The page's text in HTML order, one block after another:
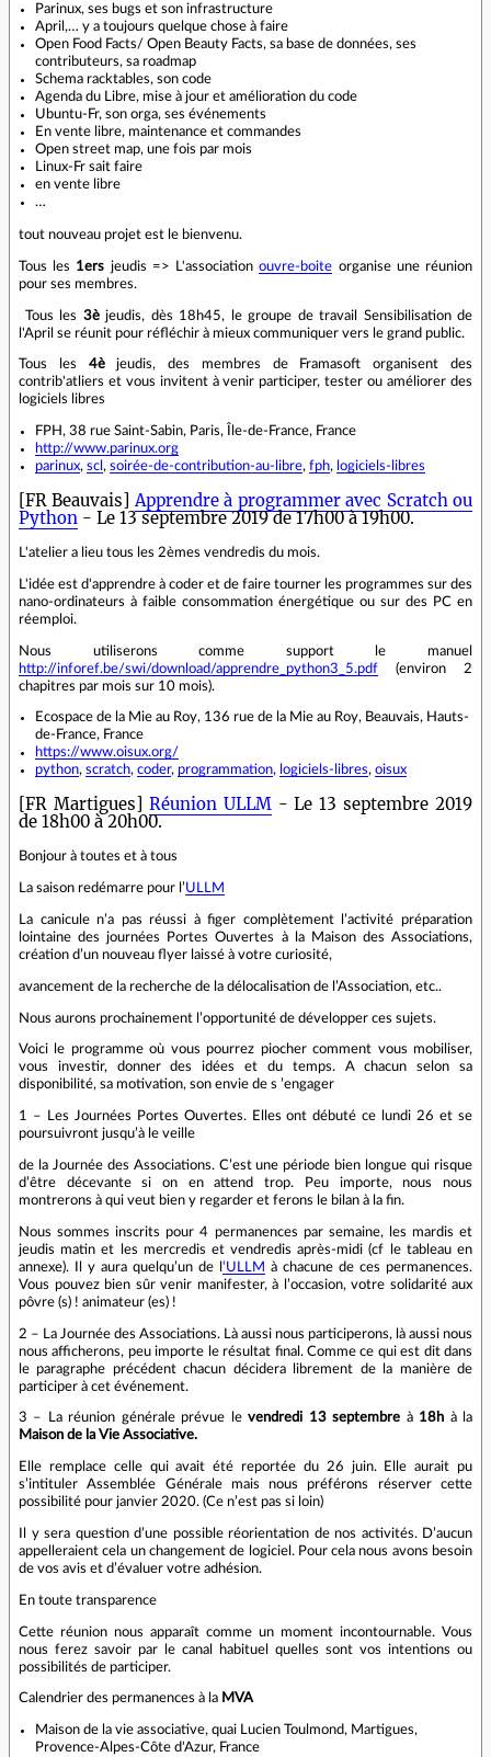
Parinux, ses bugs et son infrastructure
April,… y a toujours quelque chose à faire
Open Food Facts/ Open Beauty Facts, sa base de données, ses
contributeurs, sa roadmap
Schema racktables, son code
Agenda du Libre, mise à jour et amélioration du code
Ubuntu-Fr, son orga, ses événements
En vente libre, maintenance et commandes
Open street map, une fois par mois
Linux-Fr sait faire
en vente libre
…
tout nouveau projet est le bienvenu.
Tous les 1ers jeudis => L'associationouvre-boite organise une réunion
pour ses membres.
Tous les 3èjeudis, dès 18h45, le groupe de travail Sensibilisation de
l'April se réunit pour réfléchir à mieux communiquer vers le grand public.
Tous les 4èjeudis, des membres de Framasoft organisent des
contrib'atliers et vous invitent à venir participer, tester ou améliorer des
logiciels libres
FPH, 38 rue Saint-Sabin, Paris, Île-de-France, France
http://www.parinux.org
parinux, scl , soirée-de-contribution-au-libre, fph, logiciels-libres
[FR Beauvais]Apprendre à programmer avec Scratch ou
Python - Le 13 septembre 2019 de 17h00 à 19h00.
L'atelier a lieu tous les 2èmes vendredis du mois.
L'idée est d'apprendre à coder et de faire tourner les programmes sur des
nano-ordinateurs à faible consommation énergétique ou sur des PC en
réemploi.
Nous utiliserons comme support le manuel
http://inforef.be/swi/download/apprendre_python3_5.pdf (environ 2
chapitres par mois sur 10 mois).
Ecospace de la Mie au Roy, 136 rue de la Mie au Roy, Beauvais, Hauts-
de-France, France
https://www.oisux.org/
python, scratch, coder, programmation, logiciels-libres, oisux
[FR Martigues] Réunion ULLM- Le 13 septembre 2019
de 18h00 à 20h00.
Bonjour à toutes et à tous
La saison redémarre pour l’ULLM
La canicule n’a pas réussi à figer complètement l’activité préparation
lointaine des journées Portes Ouvertes à la Maison des Associations,
création d’un nouveau flyer laissé à votre curiosité,
avancement de la recherche de la délocalisation de l’Association, etc..
Nous aurons prochainement l’opportunité de développer ces sujets.
Voici le programme où vous pourrez piocher comment vous mobiliser,
vous investir, donner des idées et du temps. A chacun selon sa
disponibilité, sa motivation, son envie de s ’engager
1 – Les Journées Portes Ouvertes. Elles ont débuté ce lundi 26 et se
poursuivront jusqu’à le veille
de la Journée des Associations. C’est une période bien longue qui risque
d’être décevante si on en attend trop. Peu importe, nous nous
montrerons à qui veut bien y regarder et ferons le bilan à la fin.
Nous sommes inscrits pour 4 permanences par semaine, les mardis et
jeudis matin et les mercredis et vendredis après-midi (cf le tableau en
annexe). Il y aura quelqu’un de l ‘ULLM à chacune de ces permanences.
Vous pouvez bien sûr venir manifester, à l’occasion, votre solidarité aux
pôvre (s) ! animateur (es) !
2 – La Journée des Associations. Là aussi nous participerons, là aussi nous
nous afficherons, peu importe le résultat final. Comme ce qui est dit dans
le paragraphe précédent chacun décidera librement de la manière de
participer à cet événement.
3 – La réunion générale prévue levendredi 13 septembre à 18h à la
Maison de la Vie Associative.
Elle remplace celle qui avait été reportée du 26 juin. Elle aurait pu
s’intituler Assemblée Générale mais nous préférons réserver cette
possibilité pour janvier 2020. (Ce n’est pas si loin)
Il y sera question d’une possible réorientation de nos activités. D’aucun
appelleraient cela un changement de logiciel. Pour cela nous avons besoin
de vos avis et d’évaluer votre adhésion.
En toute transparence
Cette réunion nous apparaît comme un moment incontournable. Vous
nous ferez savoir par le canal habituel quelles sont vos intentions ou
possibilités de participer.
Calendrier des permanences à la MVA
Maison de la vie associative, quai Lucien Toulmond, Martigues,
Provence-Alpes-Côte d'Azur, France